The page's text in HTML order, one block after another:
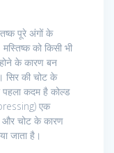
पूरे अंगों के
को किसी भी
के कारण बन
सिर की चोट के
कदम है कोल्ड
एक
चोट के कारण
जाता है।